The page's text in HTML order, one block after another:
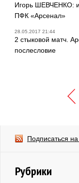
Игорь ШЕВЧЕНКО:
ПФК «Арсенал»
28.05.2017 21:44
2 стыковой матч.
послесловие
Подписаться
Рубрики